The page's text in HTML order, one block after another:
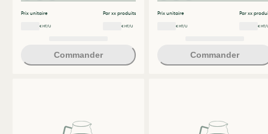
Prix unitaire
€ HT/U
Par xx produits
€ HT/U
Commander
Prix unitaire
€ HT/U
Par xx
€ HT/
Commander